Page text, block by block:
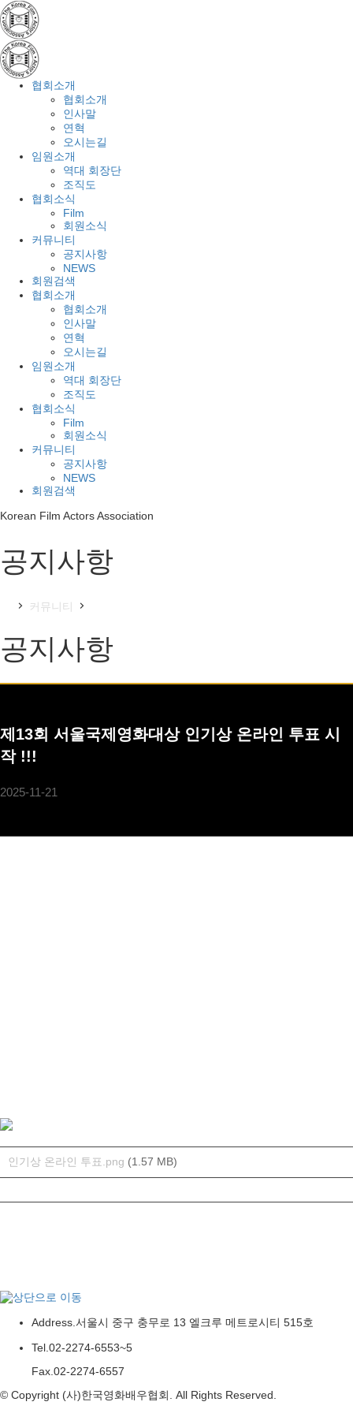
협회소개
협회소개
인사말
연혁
오시는길
임원소개
역대 회장단
조직도
협회소식
Film
회원소식
커뮤니티
공지사항
NEWS
회원검색
협회소개
협회소개
인사말
연혁
오시는길
임원소개
역대 회장단
조직도
협회소식
Film
회원소식
커뮤니티
공지사항
NEWS
회원검색
Korean Film Actors Association
공지사항
커뮤니티
공지사항
제13회 서울국제영화대상 인기상 온라인 투표 시
작 !!!
2025-11-21
인기상 온라인 투표.png (1.57 MB)
Address. 서울시 중구 충무로 13 엘크루 메트로시티 515호
Tel. 02-2274-6553~5
Fax. 02-2274-6557
© Copyright (사)한국영화배우협회. All Rights Reserved.